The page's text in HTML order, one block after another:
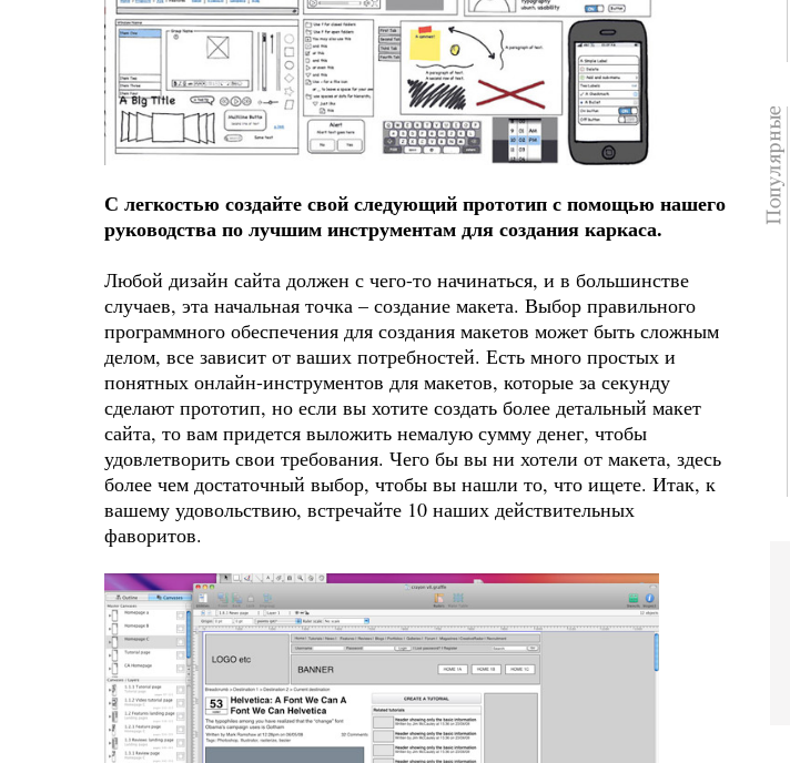
С легкостью создайте свой следующий прототип с помощью нашего
руководства по лучшим инструментам для создания каркаса.
Любой дизайн сайта должен с чего-то начинаться, и в большинстве
случаев, эта начальная точка – создание макета. Выбор правильного
программного обеспечения для создания макетов может быть сложным
делом, все зависит от ваших потребностей. Есть много простых и
понятных онлайн-инструментов для макетов, которые за секунду
сделают прототип, но если вы хотите создать более детальный макет
сайта, то вам придется выложить немалую сумму денег, чтобы
удовлетворить свои требования. Чего бы вы ни хотели от макета, здесь
более чем достаточный выбор, чтобы вы нашли то, что ищете. Итак, к
вашему удовольствию, встречайте 10 наших действительных
фаворитов.